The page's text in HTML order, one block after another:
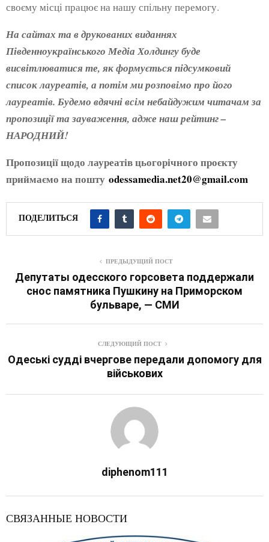
своєму місці працює на нашу спільну перемогу.
На сайтах та в друкованих виданнях
Південноукраїнського Медіа Холдингу буде
висвітлюватися те, як формується підсумковий
список лауреатів, а потім ми розповімо про його
лауреатів. Будемо вдячні всім небайдужим читачам за
пропозиції та зауваження, адже наш рейтинг –
НАРОДНИЙ!
Пропозиції щодо лауреатів цьогорічного проєкту
приймаємо на пошту odessamedia.net20@gmail.com
ПОДЕЛИТЬСЯ
ПРЕДЫДУЩИЙ ПОСТ
Депутаты одесского горсовета поддержали
снос памятника Пушкину на Приморском
бульваре, — СМИ
СЛЕДУЮЩИЙ ПОСТ
Одеські судді вчергове передали допомогу для
військових
diphenom111
СВЯЗАННЫЕ НОВОСТИ